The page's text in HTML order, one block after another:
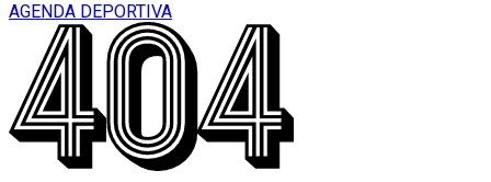
AGENDA DEPORTIVA